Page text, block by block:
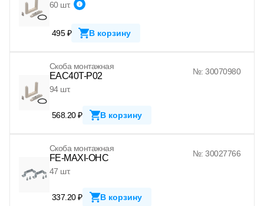
60 шт.
495 ₽ В корзину
Скоба монтажная
EAC40T-P02
№: 30070980
94 шт.
568.20 ₽ В корзину
Скоба монтажная
FE-MAXI-OHC
№: 30027766
47 шт.
337.20 ₽ В корзину